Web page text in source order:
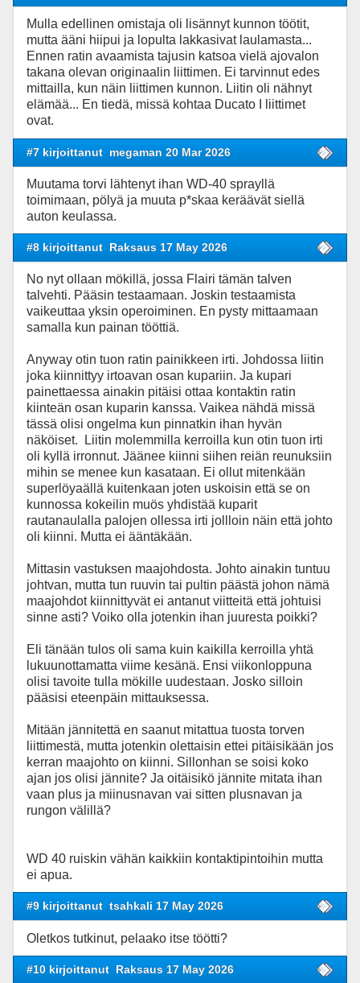
Mulla edellinen omistaja oli lisännyt kunnon töötit,
mutta ääni hiipui ja lopulta lakkasivat laulamasta...
Ennen ratin avaamista tajusin katsoa vielä ajovalon
takana olevan originaalin liittimen. Ei tarvinnut edes
mittailla, kun näin liittimen kunnon. Liitin oli nähnyt
elämää... En tiedä, missä kohtaa Ducato I liittimet
ovat.
#7 kirjoittanut megaman 20 Mar 2026
Muutama torvi lähtenyt ihan WD-40 sprayllä
toimimaan, pölyä ja muuta p*skaa keräävät siellä
auton keulassa.
#8 kirjoittanut Raksaus 17 May 2026
No nyt ollaan mökillä, jossa Flairi tämän talven
talvehti. Pääsin testaamaan. Joskin testaamista
vaikeuttaa yksin operoiminen. En pysty mittaamaan
samalla kun painan tööttiä.
Anyway otin tuon ratin painikkeen irti. Johdossa liitin
joka kiinnittyy irtoavan osan kupariin. Ja kupari
painettaessa ainakin pitäisi ottaa kontaktin ratin
kiinteän osan kuparin kanssa. Vaikea nähdä missä
tässä olisi ongelma kun pinnatkin ihan hyvän
näköiset. Liitin molemmilla kerroilla kun otin tuon irti
oli kyllä irronnut. Jäänee kiinni siihen reiän reunuksiin
mihin se menee kun kasataan. Ei ollut mitenkään
superlöyaällä kuitenkaan joten uskoisin että se on
kunnossa kokeilin muös yhdistää kuparit
rautanaulalla palojen ollessa irti jollloin näin että johto
oli kiinni. Mutta ei ääntäkään.
Mittasin vastuksen maajohdosta. Johto ainakin tuntuu
johtvan, mutta tun ruuvin tai pultin päästä johon nämä
maajohdot kiinnittyvät ei antanut viitteitä että johtuisi
sinne asti? Voiko olla jotenkin ihan juuresta poikki?
Eli tänään tulos oli sama kuin kaikilla kerroilla yhtä
lukuunottamatta viime kesänä. Ensi viikonloppuna
olisi tavoite tulla mökille uudestaan. Josko silloin
pääsisi eteenpäin mittauksessa.
Mitään jännitettä en saanut mitattua tuosta torven
liittimestä, mutta jotenkin olettaisin ettei pitäisikään jos
kerran maajohto on kiinni. Sillonhan se soisi koko
ajan jos olisi jännite? Ja oitäisikö jännite mitata ihan
vaan plus ja miinusnavan vai sitten plusnavan ja
rungon välillä?
WD 40 ruiskin vähän kaikkiin kontaktipintoihin mutta
ei apua.
#9 kirjoittanut tsahkali 17 May 2026
Oletkos tutkinut, pelaako itse töötti?
#10 kirjoittanut Raksaus 17 May 2026